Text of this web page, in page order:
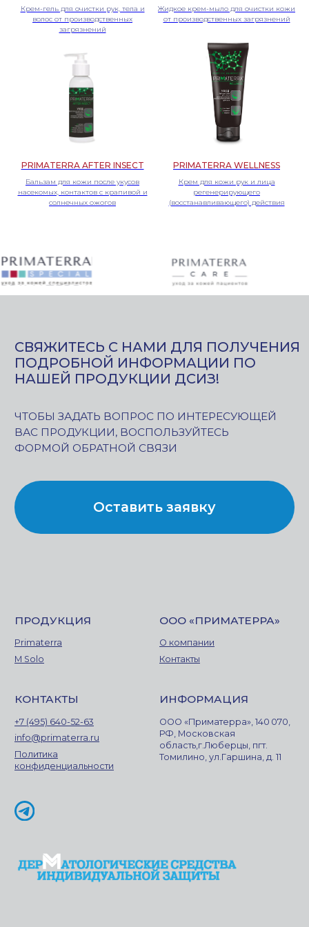
Крем-гель для очистки рук, тела и
волос от производственных
загрязнений
Жидкое крем-мыло для очистки кожи
от производственных загрязнений
PRIMATERRA AFTER INSECT
Бальзам для кожи после укусов
насекомых, контактов с крапивой и
солнечных ожогов
PRIMATERRA WELLNESS
Крем для кожи рук и лица
регенерирующего
(восстанавливающего) действия